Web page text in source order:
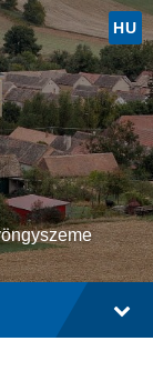
HU